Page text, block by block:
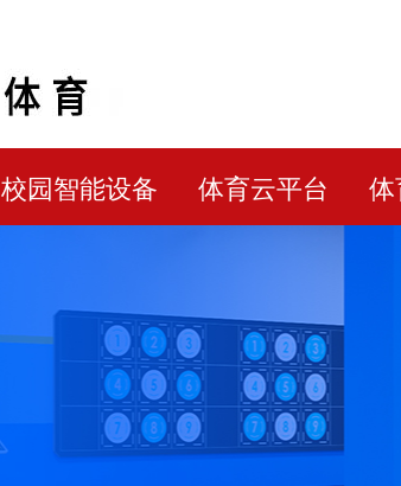
校园智能设备 体育云平台